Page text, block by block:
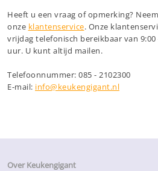
Heeft u een vraag of opmerking?
onze klantenservice. Onze
vrijdag telefonisch bereikbaar van 9:00
uur. U kunt altijd mailen.
Telefoonnummer: 085 - 2102300
E-mail: info@keukengigant.nl
Over Keukengigant